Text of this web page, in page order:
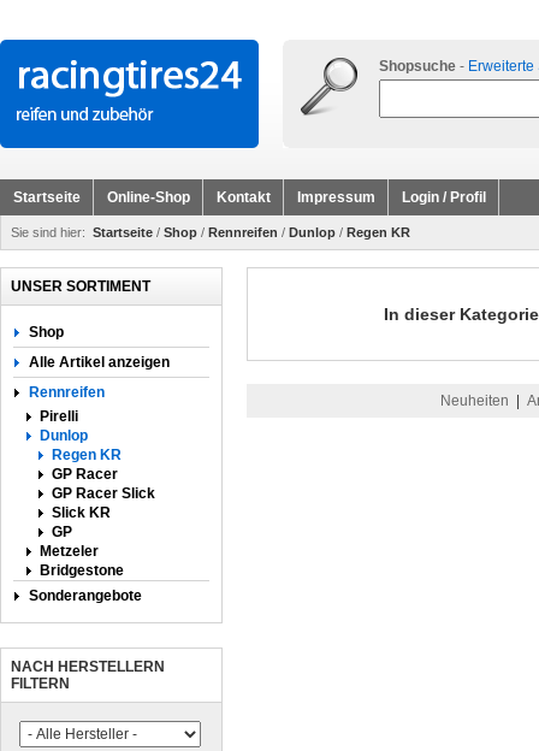
Shopsuche - Erweiterte
Startseite Online-Shop Kontakt Impressum Login / Profil
Sie sind hier: Startseite / Shop / Rennreifen / Dunlop / Regen KR
UNSER SORTIMENT
Shop
Alle Artikel anzeigen
Rennreifen
Pirelli
Dunlop
Regen KR
GP Racer
GP Racer Slick
Slick KR
GP
Metzeler
Bridgestone
Sonderangebote
NACH HERSTELLERN
FILTERN
In dieser
Neuheiten